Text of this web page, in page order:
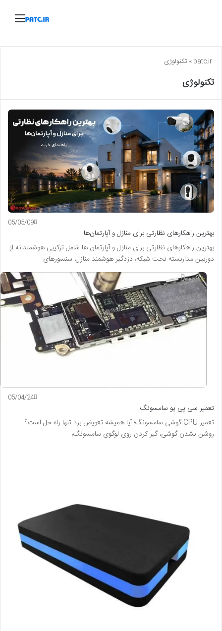
» تکنولوژی
تکنولوژی
05/05/09
بهترین راهکارهای نظارتی برای منازل و آپارتمان‌ها
بهترین راهکارهای نظارتی برای منازل و آپارتمان ها شامل ترکیبی هوشمندانه از
دوربین مداربسته تحت شبکه، دزدگیر هوشمند منازل، سنسورهای…
05/04/24
تعمیر سی پی یو سامسونگ
تعمیر CPU گوشی سامسونگ؛ آیا همیشه تعویض برد تنها راه حل است؟
روشن نشدن گوشی، گیر کردن روی لوگوی سامسونگ،…